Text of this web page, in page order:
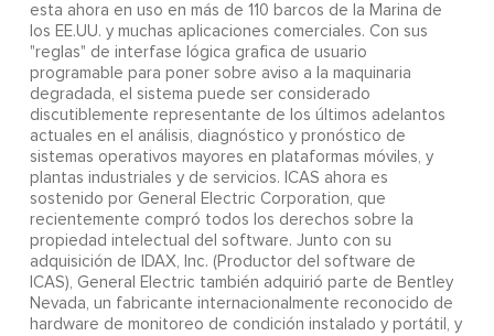
esta ahora en uso en más de 110 barcos de la Marina de
los EE.UU. y muchas aplicaciones comerciales. Con sus
"reglas" de interfase lógica grafica de usuario
programable para poner sobre aviso a la maquinaria
degradada, el sistema puede ser considerado
discutiblemente representante de los últimos adelantos
actuales en el análisis, diagnóstico y pronóstico de
sistemas operativos mayores en plataformas móviles, y
plantas industriales y de servicios. ICAS ahora es
sostenido por General Electric Corporation, que
recientemente compró todos los derechos sobre la
propiedad intelectual del software. Junto con su
adquisición de IDAX, Inc. (Productor del software de
ICAS), General Electric también adquirió parte de Bentley
Nevada, un fabricante internacionalmente reconocido de
hardware de monitoreo de condición instalado y portátil, y